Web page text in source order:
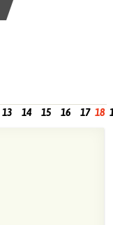
13 14 15 16 17 18